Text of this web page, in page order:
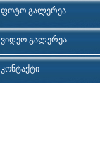
ფოტო გალერეა
ვიდეო გალერეა
კონტაქტი